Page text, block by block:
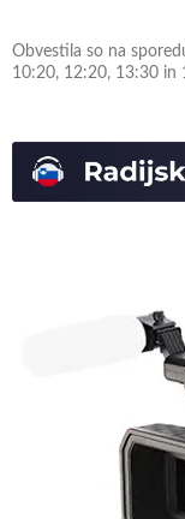
Obvestila so na
10:20, 12:20, 13:30 in